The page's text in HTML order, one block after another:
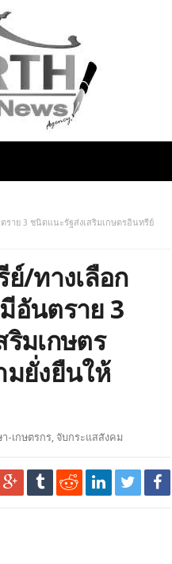
าย 3 ชนิดแนะรัฐส่งเสริมเกษตรอินทรีย์
/ทางเลือก
อันตราย 3
มเกษตร
มยั่งยืนให้
-เกษตรกร, จับกระแสสังคม